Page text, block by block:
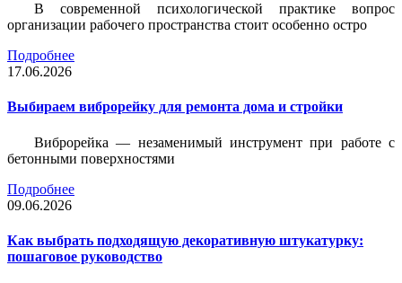
В современной психологической практике вопрос
организации рабочего пространства стоит особенно остро
Подробнее
17.06.2026
Выбираем виброрейку для ремонта дома и стройки
Виброрейка — незаменимый инструмент при работе с
бетонными поверхностями
Подробнее
09.06.2026
Как выбрать подходящую декоративную штукатурку:
пошаговое руководство